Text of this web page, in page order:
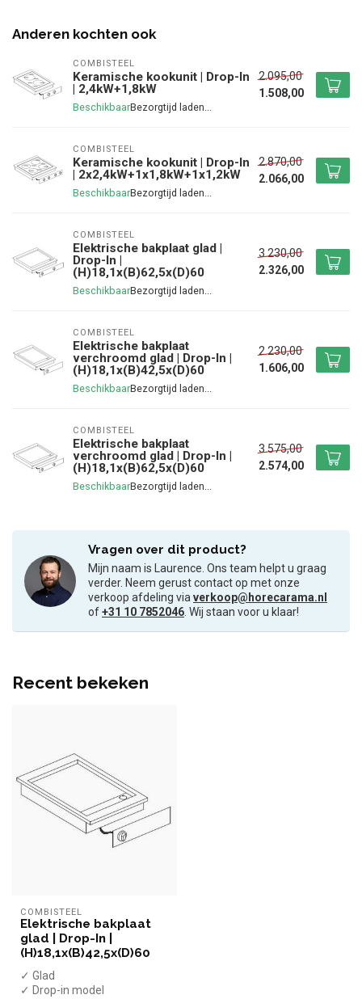
Anderen kochten ook
COMBISTEEL
Keramische kookunit | Drop-In
| 2,4kW+1,8kW
Beschikbaar
2.095,00
1.508,00
COMBISTEEL
Keramische kookunit | Drop-In
| 2x2,4kW+1x1,8kW+1x1,2kW
Beschikbaar
2.870,00
2.066,00
COMBISTEEL
Elektrische bakplaat glad |
Drop-In |
(H)18,1x(B)62,5x(D)60
Beschikbaar
3.230,00
2.326,00
COMBISTEEL
Elektrische bakplaat
verchroomd glad | Drop-In |
(H)18,1x(B)42,5x(D)60
Beschikbaar
2.230,00
1.606,00
COMBISTEEL
Elektrische bakplaat
verchroomd glad | Drop-In |
(H)18,1x(B)62,5x(D)60
Beschikbaar
3.575,00
2.574,00
Vragen over dit product?
Mijn naam is Laurence. Ons team helpt u graag
verder. Neem gerust contact op met onze
verkoop afdeling viaverkoop@horecarama.nl
of+31 10 7852046. Wij staan voor u klaar!
Recent bekeken
COMBISTEEL
Elektrische bakplaat
glad | Drop-In |
(H)18,1x(B)42,5x(D)60
✓ Glad
✓ Drop-in model